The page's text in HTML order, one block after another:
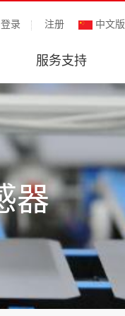
中文版
登录 注册
服务支持
器